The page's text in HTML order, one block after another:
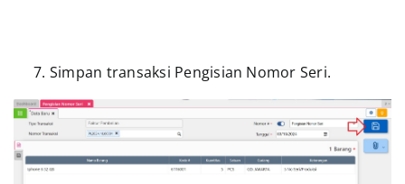
Simpan transaksi Pengisian Nomor Seri.